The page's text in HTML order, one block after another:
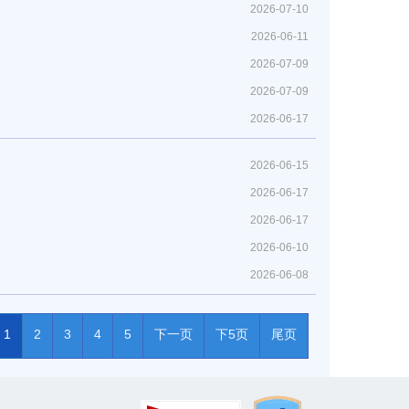
2026-07-10
2026-06-11
2026-07-09
2026-07-09
2026-06-17
2026-06-15
2026-06-17
2026-06-17
2026-06-10
2026-06-08
1 2 3 4 5 下一页 下5页 尾页